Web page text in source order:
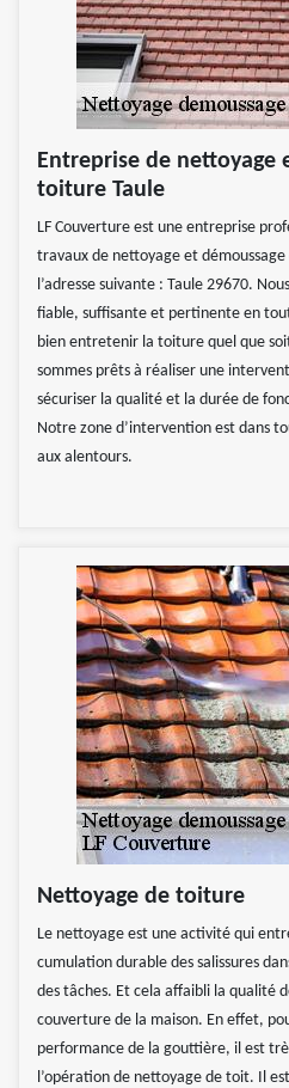
Entreprise de nettoyage
toiture Taule
LF Couverture est une entreprise
travaux de nettoyage et
l’adresse suivante : Taule 29670.
fiable, suffisante et pertinente en
bien entretenir la toiture quel que
sommes prêts à réaliser une
sécuriser la qualité et la durée de
Notre zone d’intervention est dans
aux alentours.
Nettoyage de toiture
Le nettoyage est une activité qui
cumulation durable des salissures
des tâches. Et cela affaibli la qualité
couverture de la maison. En effet,
performance de la gouttière, il est
l’opération de nettoyage de toit. Il